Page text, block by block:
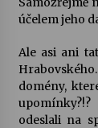
účelem jeho
Ale asi ani
domény,
odeslali na